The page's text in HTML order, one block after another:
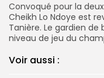
Convoqué pour la
Cheikh Lo Ndoye est
Tanière. Le gardien
niveau de jeu du
Voir aussi :